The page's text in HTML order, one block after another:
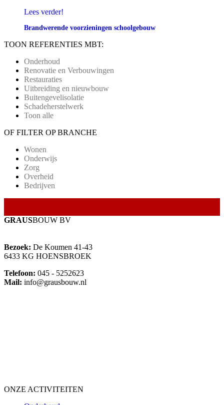
Lees verder!
Brandwerende voorzieningen schoolgebouw
TOON REFERENTIES MBT:
Onderhoud
Renovatie en Verbouwingen
Restauraties
Uitbreiding en nieuwbouw
Buitengevelisolatie
Schadeherstelwerk
Toon alle
OF FILTER OP BRANCHE
Wonen
Onderwijs
Zorg
Overheid
Bedrijven
GRAUSBOUW BV
Bezoek: De Koumen 41-43
6433 KG HOENSBROEK
Telefoon: 045 - 5252623
Mail: info@grausbouw.nl
ONZE ACTIVITEITEN